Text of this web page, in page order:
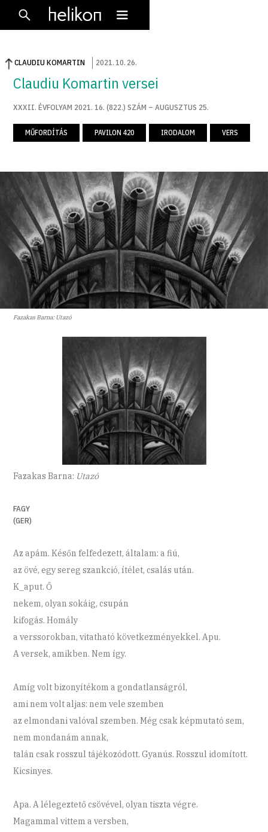
CLAUDIU KOMARTIN 2021. 10. 26.
Claudiu Komartin versei
XXXII. ÉVFOLYAM 2021. 16. (822.) SZÁM – AUGUSZTUS 25.
MŰFORDÍTÁS PAVILON 420 IRODALOM VERS
Fazakas Barna: Utazó
Fazakas Barna: Utazó
FAGY
(GER)
Az apám. Későn felfedezett, általam: a fiú,
az övé, egy sereg szankció, ítélet, csalás után.
K_aput. Ő
nekem, olyan sokáig, csupán
kifogás. Homály
a verssorokban, vitatható következményekkel. Apu.
A versek, amikben. Nem így.
Amíg volt bizonyítékom a gondatlanságról,
ami nem volt aljas: nem vele szemben
az elmondani valóval szemben. Még csak képmutató sem,
nem mondanám annak,
talán csak rosszul tájékozódott. Gyanús. Rosszul idomított.
Kicsinyes.
Apa. A lélegeztető csövével, olyan tiszta végre.
Magammal vittem a versben,